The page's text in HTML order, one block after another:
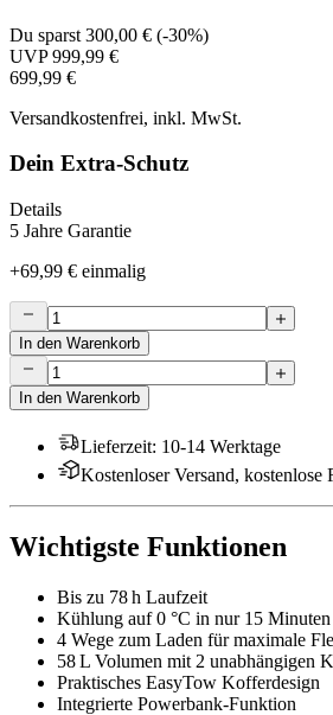
Du sparst 300,00 € (-30%)
UVP999,99 €
699,99 €
Versandkostenfrei, inkl. MwSt.
Dein Extra-Schutz
Details
5 Jahre Garantie
+69,99 € einmalig
In den Warenkorb
In den Warenkorb
Lieferzeit: 10-14 Werktage
Kostenloser Versand, kostenlose
Wichtigste Funktionen
Bis zu 78 h Laufzeit
Kühlung auf 0 °C in nur 15 Minuten
4 Wege zum Laden für maximale
58 L Volumen mit 2 unabhängigen
Praktisches EasyTow Kofferdesign
Integrierte Powerbank-Funktion